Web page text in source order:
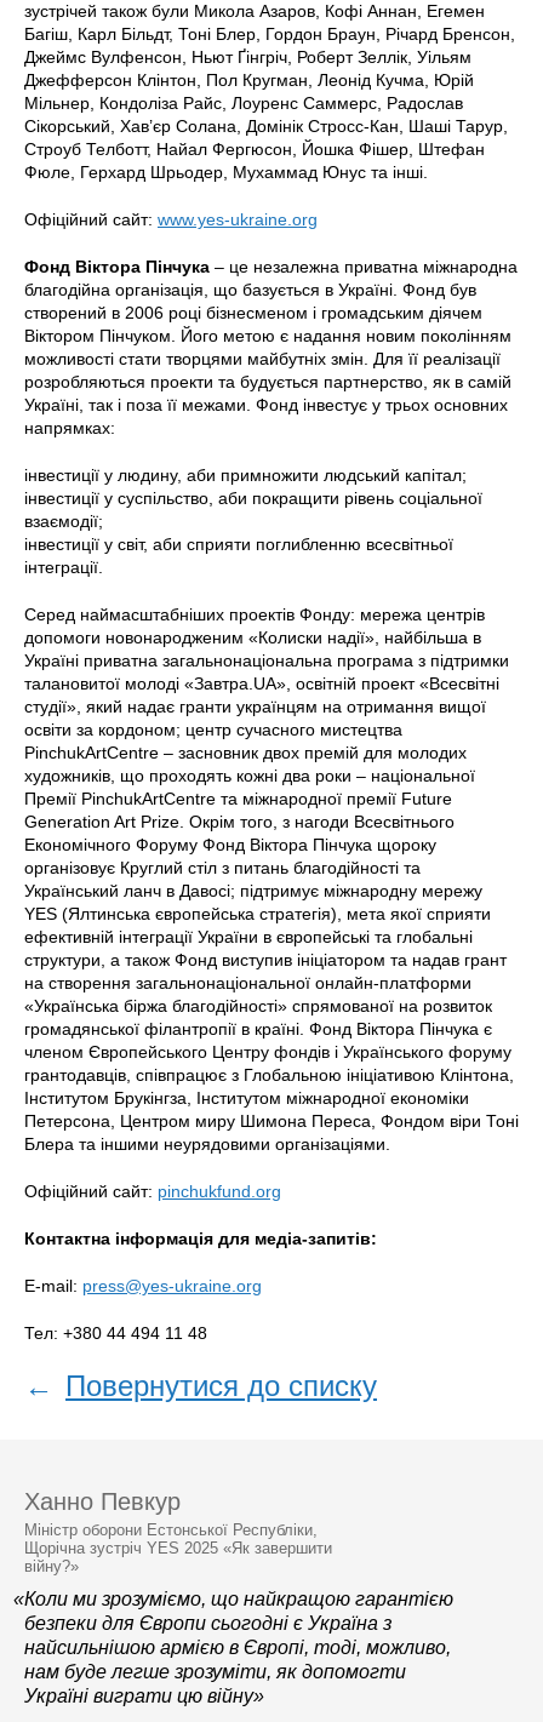
зустрічей також були Микола Азаров, Кофі Аннан, Егемен
Багіш, Карл Більдт, Тоні Блер, Гордон Браун, Річард Бренсон,
Джеймс Вулфенсон, Ньют Ґінгріч, Роберт Зеллік, Уільям
Джефферсон Клінтон, Пол Кругман, Леонід Кучма, Юрій
Мільнер, Кондоліза Райс, Лоуренс Саммерс, Радослав
Сікорський, Хав’єр Солана, Домінік Стросс-Кан, Шаші Тарур,
Строуб Телботт, Найал Фергюсон, Йошка Фішер, Штефан
Фюле, Герхард Шрьодер, Мухаммад Юнус та інші.
Офіційний сайт: www.yes-ukraine.org
Фонд Віктора Пінчука – це незалежна приватна міжнародна
благодійна організація, що базується в Україні. Фонд був
створений в 2006 році бізнесменом і громадським діячем
Віктором Пінчуком. Його метою є надання новим поколінням
можливості стати творцями майбутніх змін. Для її реалізації
розробляються проекти та будується партнерство, як в самій
Україні, так і поза її межами. Фонд інвестує у трьох основних
напрямках:
інвестиції у людину, аби примножити людський капітал;
інвестиції у суспільство, аби покращити рівень соціальної
взаємодії;
інвестиції у світ, аби сприяти поглибленню всесвітньої
інтеграції.
Серед наймасштабніших проектів Фонду: мережа центрів
допомоги новонародженим «Колиски надії», найбільша в
Україні приватна загальнонаціональна програма з підтримки
талановитої молоді «Завтра.UA», освітній проект «Всесвітні
студії», який надає гранти українцям на отримання вищої
освіти за кордоном; центр сучасного мистецтва
PinchukArtCentre – засновник двох премій для молодих
художників, що проходять кожні два роки – національної
Премії PinchukArtCentre та міжнародної премії Future
Generation Art Prize. Окрім того, з нагоди Всесвітнього
Економічного Форуму Фонд Віктора Пінчука щороку
організовує Круглий стіл з питань благодійності та
Український ланч в Давосі; підтримує міжнародну мережу
YES (Ялтинська європейська стратегія), мета якої сприяти
ефективній інтеграції України в європейські та глобальні
структури, а також Фонд виступив ініціатором та надав грант
на створення загальнонаціональної онлайн-платформи
«Українська біржа благодійності» спрямованої на розвиток
громадянської філантропії в країні. Фонд Віктора Пінчука є
членом Європейського Центру фондів і Українського форуму
грантодавців, співпрацює з Глобальною ініціативою Клінтона,
Інститутом Брукінгза, Інститутом міжнародної економіки
Петерсона, Центром миру Шимона Переса, Фондом віри Тоні
Блера та іншими неурядовими організаціями.
Офіційний сайт: pinchukfund.org
Контактна інформація для медіа-запитів:
E-mail: press@yes-ukraine.org
Тел: +380 44 494 11 48
← Повернутися до списку
Ханно Певкур
Міністр оборони Естонської Республіки,
Щорічна зустріч YES 2025 «Як завершити
війну?»
«Коли ми зрозуміємо, що найкращою гарантією
безпеки для Європи сьогодні є Україна з
найсильнішою армією в Європі, тоді, можливо,
нам буде легше зрозуміти, як допомогти
Україні виграти цю війну»